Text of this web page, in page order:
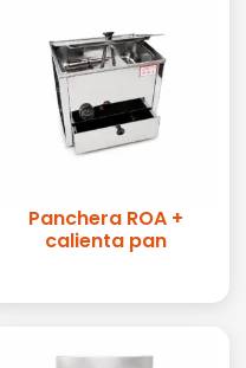
Panchera ROA +
calienta pan